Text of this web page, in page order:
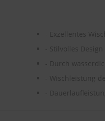
- Exzellentes
- Stilvolles
- Durch
- Wischleistung
-